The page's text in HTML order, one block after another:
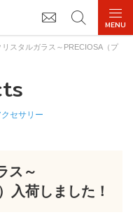
リスタルガラス～PRECIOSA（プ
セサリー
ス～
入荷しました！